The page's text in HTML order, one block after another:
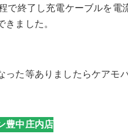
で終了し充電ケーブルを
ました。
た等ありましたらケアモ
豊中庄内店